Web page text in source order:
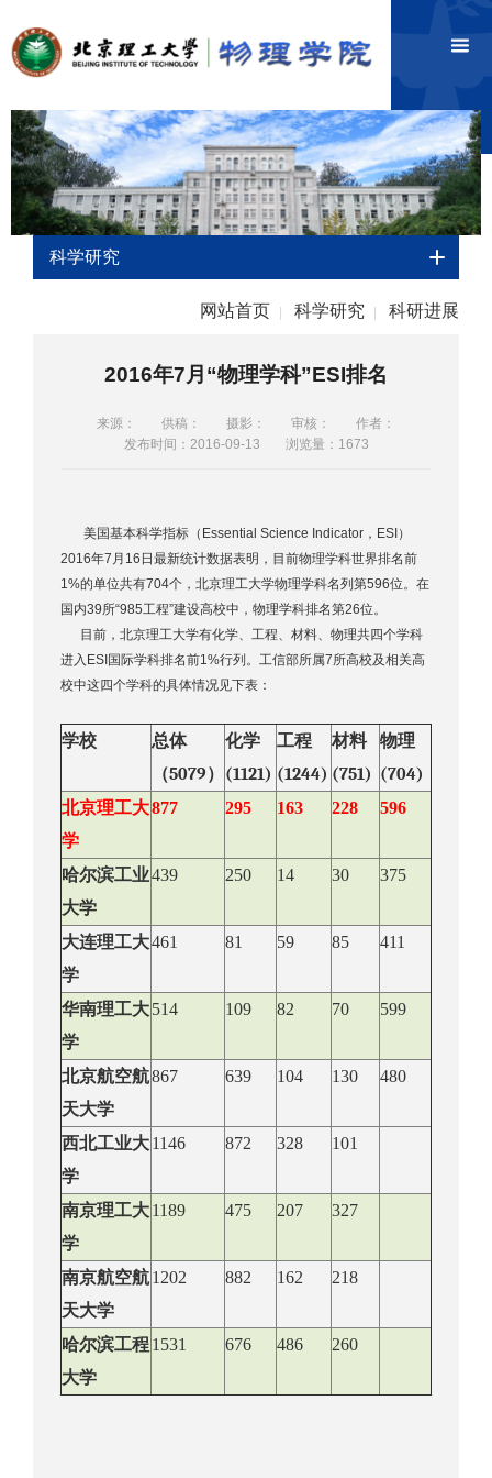
科学研究
网站首页 科学研究 科研进展
2016年7月“物理学科”ESI排名
来源： 供稿： 摄影： 审核：
作者：
发布时间：2016-09-13
浏览量： 1673
美国基本科学指标（Essential Science Indicator，ESI）
2016年7月16日最新统计数据表明，目前物理学科世界排名前
1%的单位共有704个，北京理工大学物理学科名列第596位。在
国内39所“985工程”建设高校中，物理学科排名第26位。
目前，北京理工大学有化学、工程、材料、物理共四个学科
进入ESI国际学科排名前1%行列。工信部所属7所高校及相关高
校中这四个学科的具体情况见下表：
学校
总体
（5079）
化学
(1121)
工程
(1244)
材料
(751)
物理
(704)
北京理工大
学
877 295 163 228 596
哈尔滨工业
大学
439 250 14 30 375
大连理工大
学
461 81 59 85 411
华南理工大
学
514 109 82 70 599
北京航空航
天大学
867 639 104 130 480
西北工业大
学
1146 872 328 101
南京理工大
学
1189 475 207 327
南京航空航
天大学
1202 882 162 218
哈尔滨工程
大学
1531 676 486 260